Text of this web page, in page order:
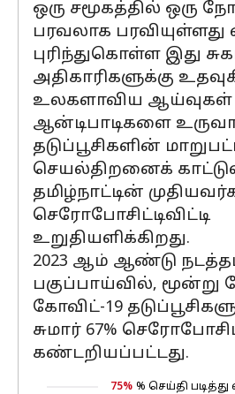
ஒரு சமூகத்தில் ஒரு
பரவலாக
புரிந்துகொள்ள இது
அதிகாரிகளுக்கு
உலகளாவிய ஆய்வுகள்
ஆன்டிபாடிகளை
தடுப்பூசிகளின்
செயல்திறனைக்
தமிழ்நாட்டின்
செரோபோசிட்டிவிட்டி
உறுதியளிக்கிறது.
2023 ஆம் ஆண்டு
பகுப்பாய்வில்,
கோவிட்-19
சுமார் 67%
கண்டறியப்பட்டது.
75% % செய்தி